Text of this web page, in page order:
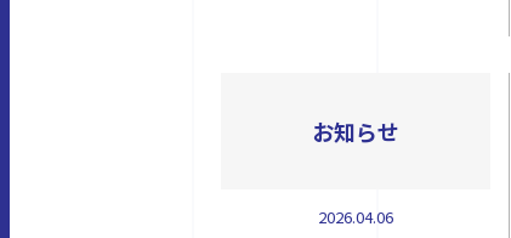
お知らせ
2026.04.06